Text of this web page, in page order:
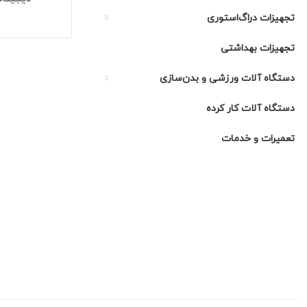
تجهیزات دراگ‌استوری
تجهیزات بهداشتی
دستگاه آلات ورزشی و بدن‌سازی
دستگاه آلات کار کرده
تعمیرات و خدمات